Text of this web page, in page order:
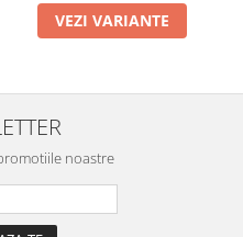
VEZI VARIANTE
noastre